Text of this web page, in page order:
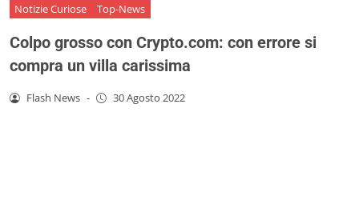
Notizie Curiose Top-News
Colpo grosso con Crypto.com: con errore si
compra un villa carissima
Flash News - 30 Agosto 2022